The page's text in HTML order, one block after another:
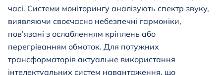
часі. Системи моніторингу аналізують спектр звуку,
виявляючи своєчасно небезпечні гармоніки,
пов’язані з ослабленням кріплень або
перегріванням обмоток. Для потужних
трансформаторів актуальне використання
інтелектуальних систем навантаження, що